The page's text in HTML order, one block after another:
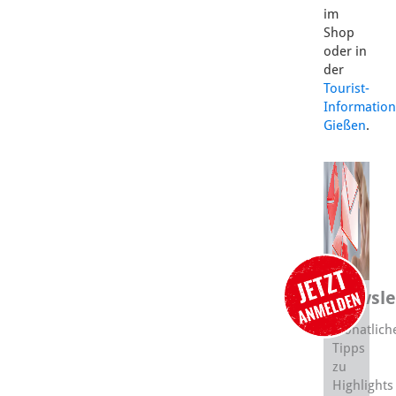
im
Shop
oder in
der
Tourist-
Information
Gießen.
Tipps
zu
Highlights